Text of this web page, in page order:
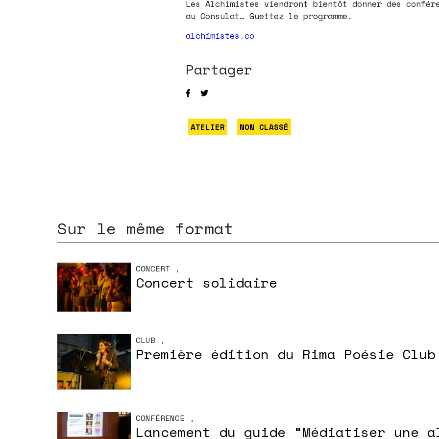
Les Alchimistes viendront bientôt donner des
au Consulat… Guettez le programme.
alchimistes.co
Partager
ATELIER NON CLASSÉ
Sur le même format
CONCERT ,
Concert solidaire
CLUB ,
Première édition du Rima Poésie Club
CONFÉRENCE ,
Lancement du guide “Médiatiser une